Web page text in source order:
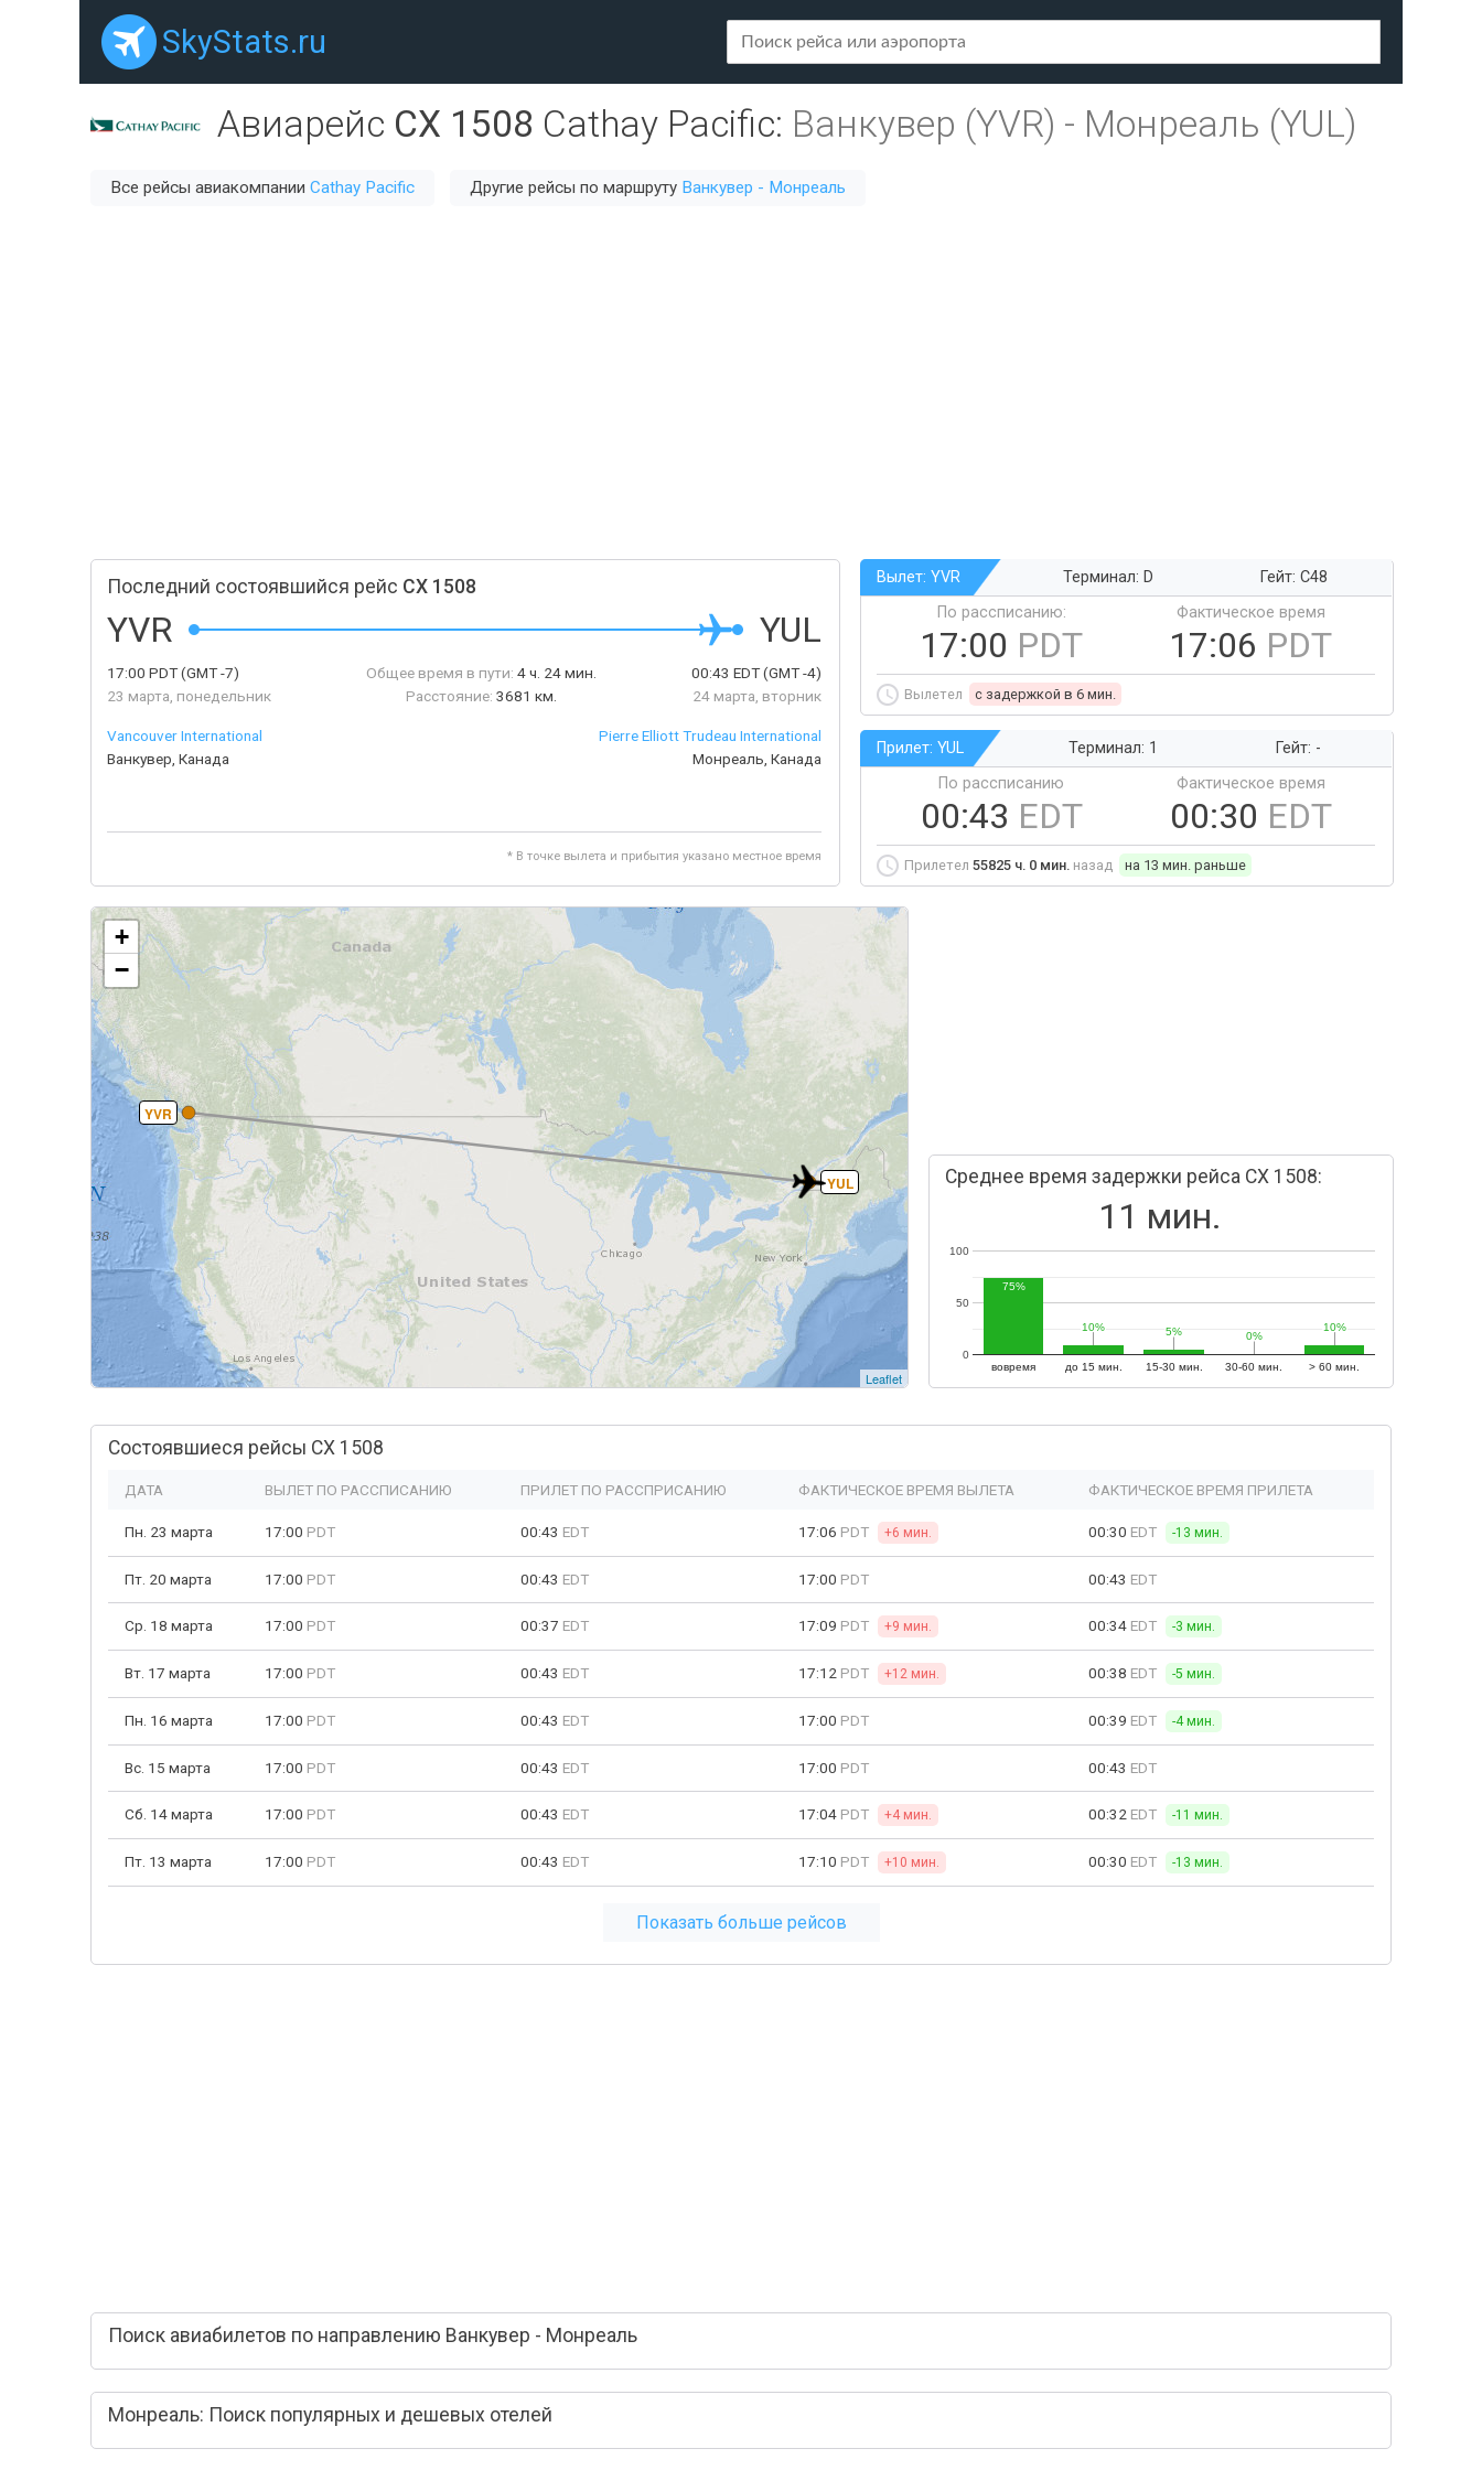
SkyStats.ru
Авиарейс CX 1508 Cathay Pacific: Ванкувер (YVR) - Монреаль (YUL)
Все рейсы авиакомпании Cathay Pacific Другие рейсы по маршруту Ванкувер - Монреаль
Последний состоявшийся рейс CX 1508
YVR YUL
17:00 PDT(GMT -7)
23 марта, понедельник
Общее время в пути: 4 ч. 24 мин.
Расстояние: 3681 км.
00:43 EDT(GMT -4)
24 марта, вторник
Vancouver International
Ванкувер, Канада
Pierre Elliott Trudeau International
Монреаль, Канада
* В точке вылета и прибытия указано местное время
Вылет: YVR Терминал: D
Гейт: C48
По рассписанию:
17:00 PDT
Фактическое время
17:06 PDT
Вылетел c задержкой в 6 мин.
Прилет: YUL Терминал: 1
Гейт: -
По рассписанию
00:43 EDT
Фактическое время
00:30 EDT
Прилетел 55825 ч. 0 мин. назад на 13 мин. раньше
YVR
YUL
+
−
Leaflet
Среднее время задержки рейса CX 1508:
11 мин.
вовремя до 15 мин. 15-30 мин. 30-60 мин. > 60 мин.
0
50
100
75%
10%
10% 5%
5% 0%
0%
10%
10%
Состоявшиеся рейсы CX 1508
ДАТА ВЫЛЕТ ПО РАССПИСАНИЮ ПРИЛЕТ ПО РАССПРИСАНИЮ ФАКТИЧЕСКОЕ ВРЕМЯ ВЫЛЕТА ФАКТИЧЕСКОЕ ВРЕМЯ ПРИЛЕТА
Пн. 23 марта 17:00 PDT 00:43 EDT 17:06 PDT +6 мин. 00:30 EDT -13 мин.
Пт. 20 марта 17:00 PDT 00:43 EDT 17:00 PDT 00:43 EDT
Ср. 18 марта 17:00 PDT 00:37 EDT 17:09 PDT +9 мин. 00:34 EDT -3 мин.
Вт. 17 марта 17:00 PDT 00:43 EDT 17:12 PDT +12 мин. 00:38 EDT -5 мин.
Пн. 16 марта 17:00 PDT 00:43 EDT 17:00 PDT 00:39 EDT -4 мин.
Вс. 15 марта 17:00 PDT 00:43 EDT 17:00 PDT 00:43 EDT
Сб. 14 марта 17:00 PDT 00:43 EDT 17:04 PDT +4 мин. 00:32 EDT -11 мин.
Пт. 13 марта 17:00 PDT 00:43 EDT 17:10 PDT +10 мин. 00:30 EDT -13 мин.
Показать больше рейсов
Поиск авиабилетов по направлению Ванкувер - Монреаль
Монреаль: Поиск популярных и дешевых отелей